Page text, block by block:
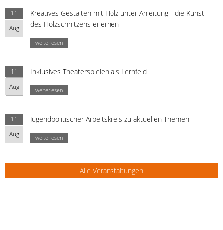
11
Aug
Kreatives Gestalten mit Holz unter Anleitung - die Kunst
des Holzschnitzens erlernen
weiterlesen
11
Aug
Inklusives Theaterspielen als Lernfeld
weiterlesen
11
Aug
Jugendpolitischer Arbeitskreis zu aktuellen Themen
weiterlesen
Alle Veranstaltungen